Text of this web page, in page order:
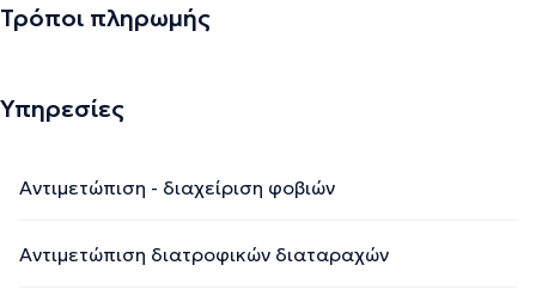
Την περιγραφή επιμελείται η ομάδα του doctoranytime βασισμένη σε
Τρόποι πληρωμής
Υπηρεσίες
Αντιμετώπιση - διαχείριση φοβιών
Αντιμετώπιση διατροφικών διαταραχών